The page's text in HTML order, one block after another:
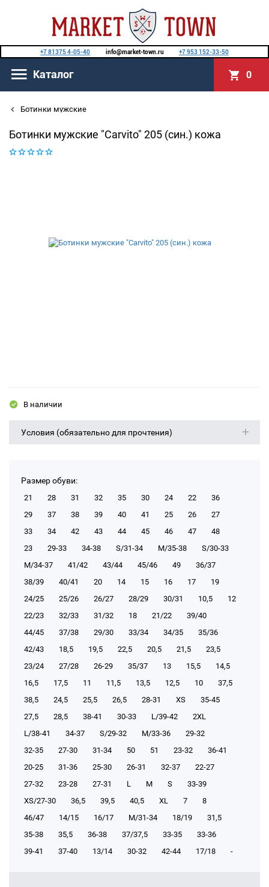
+7 81375 4-05-40 info@market-town.ru +7 953 152-33-50
Каталог 0
Ботинки мужские
Ботинки мужские "Carvito" 205 (син.) кожа
В наличии
Условия (обязательно для прочтения)
Размер обуви:
21 28 31 32 35 30 24 22
36
29
37 38 39 40 41 25 26
27
33
34 42 43 44 45 46 47
48
23
29-33 34-38 S/31-34 М/35-38
S/30-33
М/34-37
41/42 43/44 45/46 49
36/37
38/39
40/41 20 14 15 16 17
19
24/25
25/26 26/27 28/29 30/31 10,5
12
22/23
32/33 31/32 18 21/22
39/40
44/45
37/38 29/30 33/34 34/35
35/36
42/43
18,5 19,5 22,5 20,5 21,5
23,5
23/24
27/28 26-29 35/37 13 15,5
14,5
16,5
17,5 11 11,5 13,5 12,5 10
37,5
38,5
24,5 25,5 26,5 28-31 XS
35-45
27,5
28,5 38-41 30-33 L/39-42
2XL
L/38-41
34-37 S/29-32 М/33-36
29-32
32-35
27-30 31-34 50 51 23-32
36-41
20-25
31-36 25-30 26-31 32-37
22-27
27-32
23-28 27-31 L M S
33-39
XS/27-30
36,5 39,5 40,5 XL 7
8
46/47
14/15 16/17 М/31-34 18/19
31,5
35-38
35,5 36-38 37/37,5 33-35
33-36
39-41
37-40 13/14 30-32 42-44 17/18 -